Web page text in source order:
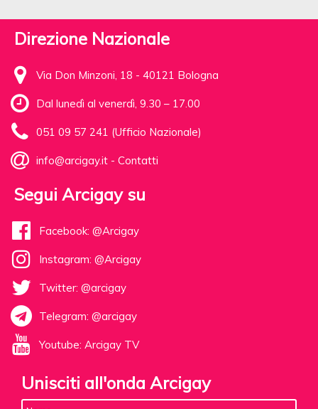
Direzione Nazionale
Via Don Minzoni, 18 - 40121 Bologna
Dal lunedì al venerdì, 9.30 – 17.00
051 09 57 241 (Ufficio Nazionale)
info@arcigay.it - Contatti
Segui Arcigay su
Facebook: @Arcigay
Instagram: @Arcigay
Twitter: @arcigay
Telegram: @arcigay
Youtube: Arcigay TV
Unisciti all'onda Arcigay